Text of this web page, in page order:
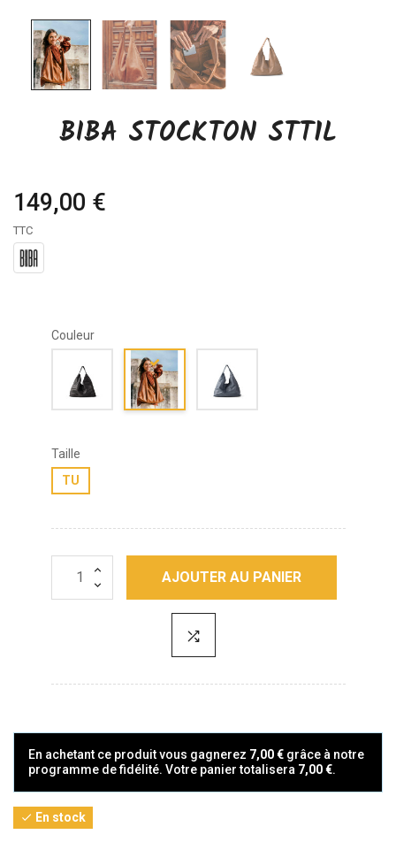
BIBA STOCKTON STT1L
149,00 €
TTC
Couleur
Taille
TU
AJOUTER AU PANIER
En achetant ce produit vous gagnerez 7,00 € grâce à notre
programme de fidélité. Votre panier totalisera 7,00 €.
 En stock